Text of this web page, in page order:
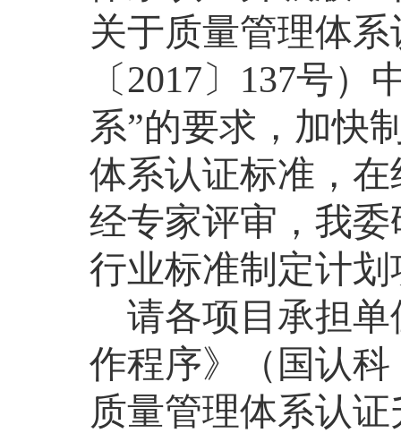
关于质量管理体
〔2017〕137号
系”的要求，加快
体系认证标准，
经专家评审，我
行业标准制定计
请各项目承担
作程序》（国认
质量管理体系认